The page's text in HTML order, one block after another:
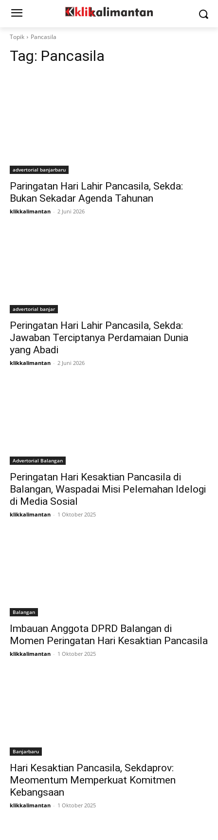
Topik Pancasila
Tag: Pancasila
advertorial banjarbaru
Paringatan Hari Lahir Pancasila, Sekda:
Bukan Sekadar Agenda Tahunan
klikkalimantan - 2 Juni 2026
advertorial banjar
Peringatan Hari Lahir Pancasila, Sekda:
Jawaban Terciptanya Perdamaian Dunia
yang Abadi
klikkalimantan - 2 Juni 2026
Advertorial Balangan
Peringatan Hari Kesaktian Pancasila di
Balangan, Waspadai Misi Pelemahan Idelogi
di Media Sosial
klikkalimantan - 1 Oktober 2025
Balangan
Imbauan Anggota DPRD Balangan di
Momen Peringatan Hari Kesaktian Pancasila
klikkalimantan - 1 Oktober 2025
Banjarbaru
Hari Kesaktian Pancasila, Sekdaprov:
Meomentum Memperkuat Komitmen
Kebangsaan
klikkalimantan - 1 Oktober 2025